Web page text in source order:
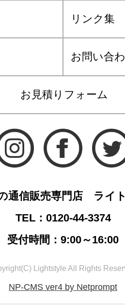
リンク集
お問い合
お見積りフォーム
通信販売専門店 ライ
TEL：0120-44-3374
受付時間：9:00～16:00
Lightstyle All Rights
NP-CMS ver4 by Netprompt